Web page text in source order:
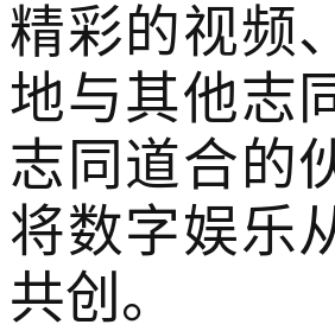
精彩的视频
地与其他志
志同道合的
将数字娱乐
共创。